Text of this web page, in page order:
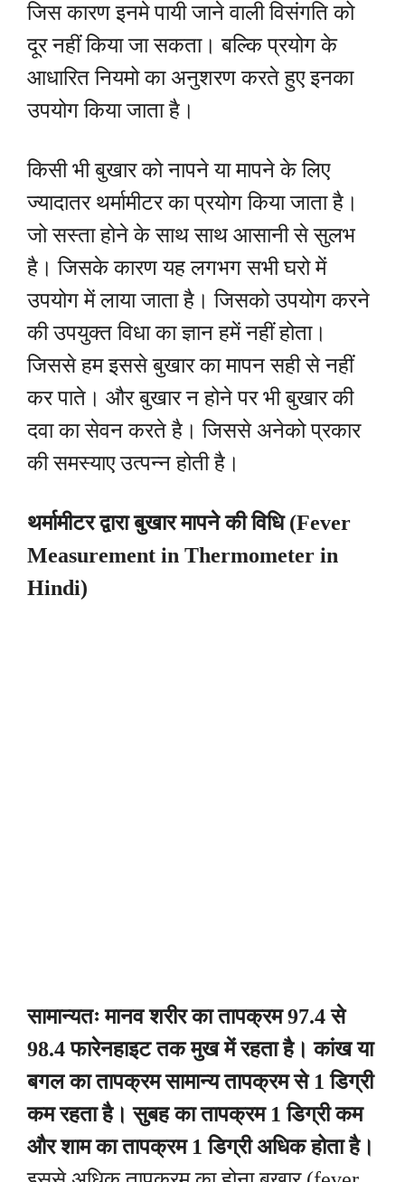
जिस कारण इनमे पायी जाने वाली विसंगति को
दूर नहीं किया जा सकता। बल्कि प्रयोग के
आधारित नियमो का अनुशरण करते हुए इनका
उपयोग किया जाता है।
किसी भी बुखार को नापने या मापने के लिए
ज्यादातर थर्मामीटर का प्रयोग किया जाता है।
जो सस्ता होने के साथ साथ आसानी से सुलभ
है। जिसके कारण यह लगभग सभी घरो में
उपयोग में लाया जाता है। जिसको उपयोग करने
की उपयुक्त विधा का ज्ञान हमें नहीं होता।
जिससे हम इससे बुखार का मापन सही से नहीं
कर पाते। और बुखार न होने पर भी बुखार की
दवा का सेवन करते है। जिससे अनेको प्रकार
की समस्याए उत्पन्न होती है।
थर्मामीटर द्वारा बुखार मापने की विधि (Fever
Measurement in Thermometer in
Hindi)
सामान्यतः मानव शरीर का तापक्रम 97.4 से
98.4 फारेनहाइट तक मुख में रहता है। कांख या
बगल का तापक्रम सामान्य तापक्रम से 1 डिग्री
कम रहता है। सुबह का तापक्रम 1 डिग्री कम
और शाम का तापक्रम 1 डिग्री अधिक होता है।